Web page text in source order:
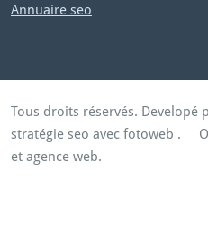
Annuaire seo
Tous droits réservés. Developé
stratégie seo avec fotoweb .
et agence web.